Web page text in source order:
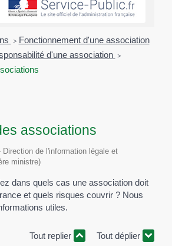
> Fonctionnement d'une association
d'une association >
associations
de l'information légale et
ministre)
dans quels cas une association doit
et quels risques couvrir ? Nous
utiles.
Tout replier Tout déplier